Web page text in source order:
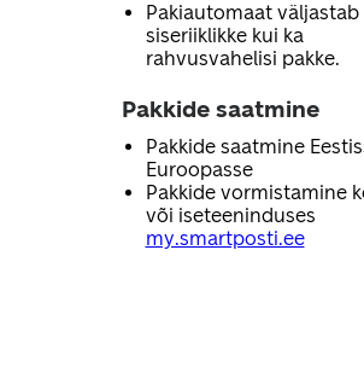
Pakiautomaat väljastab
siseriiklikke kui ka
rahvusvahelisi pakke.
Pakkide saatmine
Pakkide saatmine
Euroopasse
Pakkide vormistamine
või iseteeninduses
my.smartposti.ee